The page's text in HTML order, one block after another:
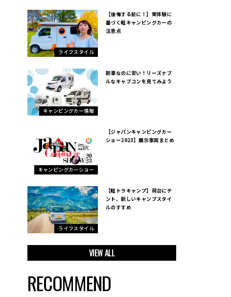
ライフスタイル
【後悔する前に！】実体験に
基づく軽キャンピングカーの
注意点
キャンピングカー情報
新車なのに安い！リーズナブ
ルなキャブコンを見てみよう
キャンピングカーショー
【ジャパンキャンピングカー
ショー2023】展示車両まとめ
ライフスタイル
【軽トラキャンプ】荷台にテ
ント、新しいキャンプスタイ
ルのすすめ
VIEW ALL
RECOMMEND